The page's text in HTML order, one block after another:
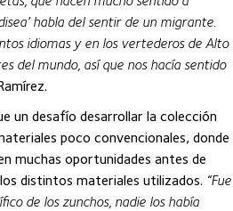
habla del sentir de un migrante.
idiomas y en los vertederos de Alto
del mundo, así que nos hacía sentido
un desafío desarrollar la colección
poco convencionales, donde
muchas oportunidades antes de
distintos materiales utilizados. “Fue
de los zunchos, nadie los había